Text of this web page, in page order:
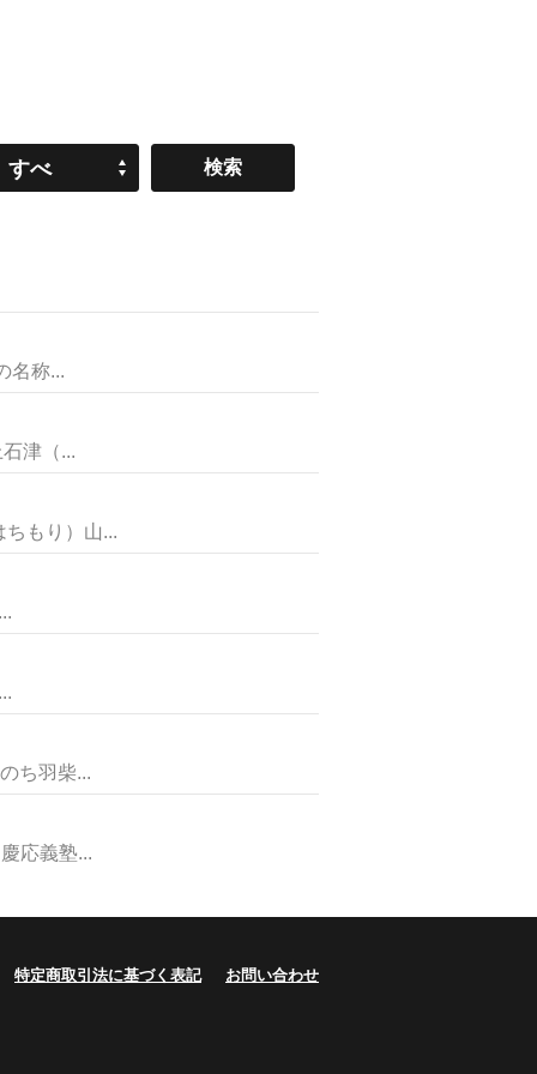
すべ
名称...
津（...
もり）山...
ち羽柴...
応義塾...
特定商取引法に基づく表記 お問い合わせ